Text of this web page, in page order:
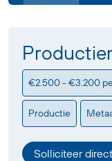
€2.500 - €3.200
Productie
Solliciteer direct